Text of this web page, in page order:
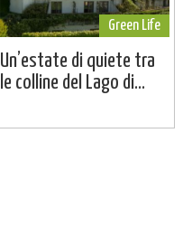
Green Life
Un’estate di quiete tra
le colline del Lago di...